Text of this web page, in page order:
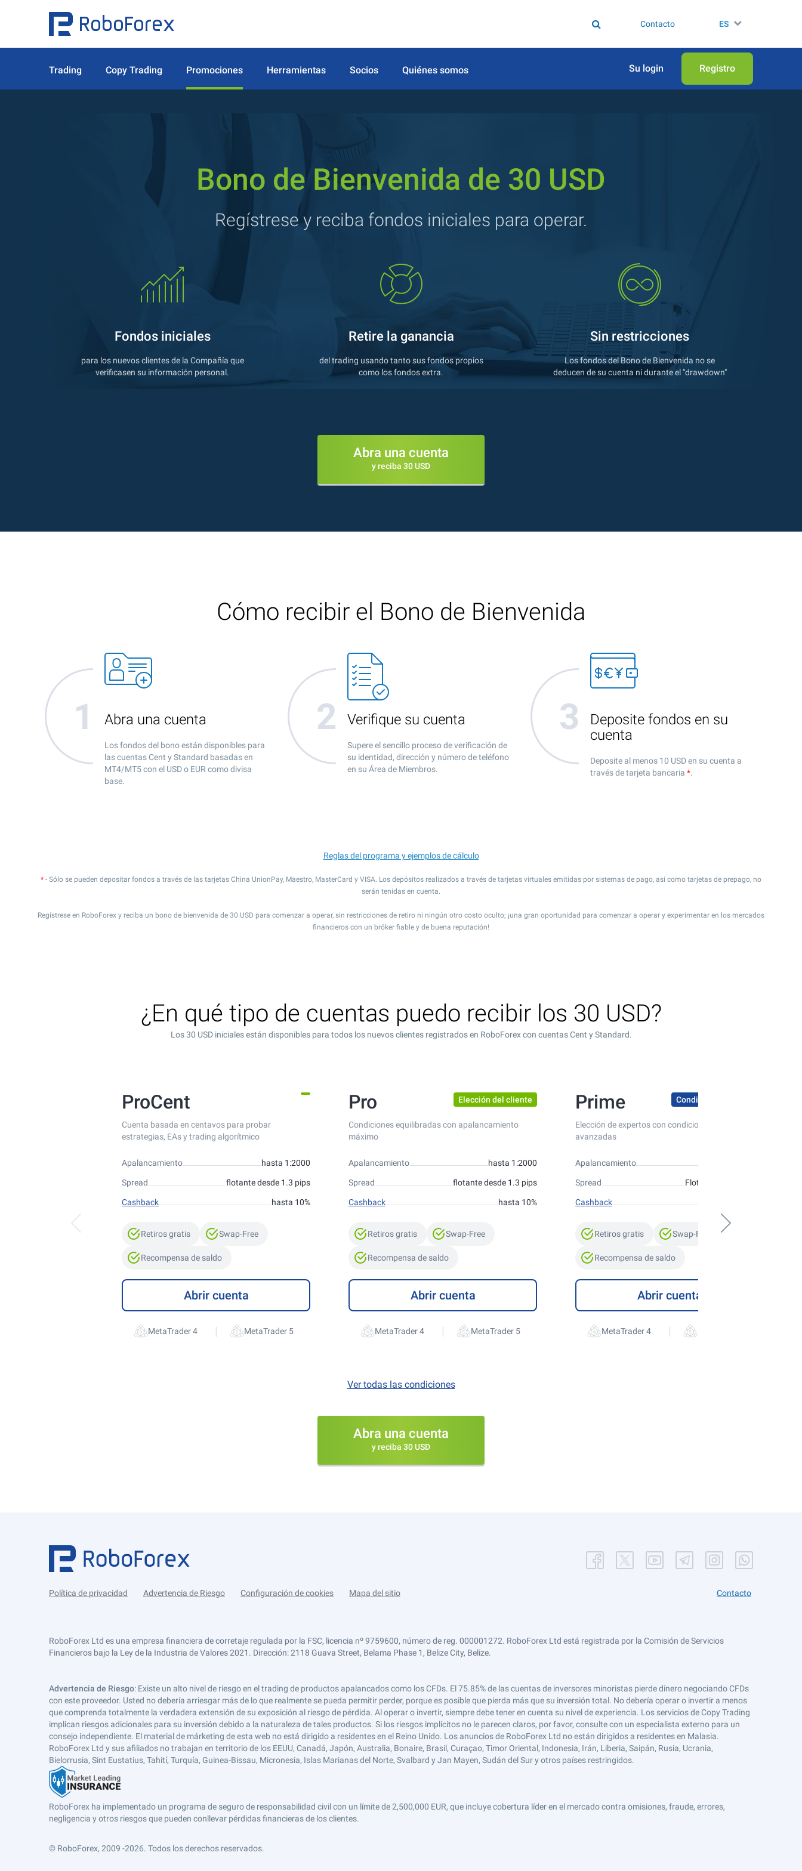
Contacto ES
Trading Copy Trading Promociones Herramientas Socios Quiénes somos Su login Registro
Bono de Bienvenida de 30 USD
Regístrese y reciba fondos iniciales para operar.
Fondos iniciales
para los nuevos clientes de la Compañía que
verificasen su información personal.
Retire la ganancia
del trading usando tanto sus fondos propios
como los fondos extra.
Sin restricciones
Los fondos del Bono de Bienvenida no se
deducen de su cuenta ni durante el "drawdown"
Abra una cuenta
y reciba 30 USD
Cómo recibir el Bono de Bienvenida
Abra una cuenta
Los fondos del bono están disponibles para
las cuentas Cent y Standard basadas en
MT4/MT5 con el USD o EUR como divisa
base.
Verifique su cuenta
Supere el sencillo proceso de verificación de
su identidad, dirección y número de teléfono
en su Área de Miembros.
Deposite fondos en su
cuenta
Deposite al menos 10 USD en su cuenta a
través de tarjeta bancaria *.
Reglas del programa y ejemplos de cálculo
* - Sólo se pueden depositar fondos a través de las tarjetas China UnionPay, Maestro, MasterCard y VISA. Los depósitos realizados a través de tarjetas virtuales emitidas por sistemas de pago, así como tarjetas de prepago, no
serán tenidas en cuenta.
Regístrese en RoboForex y reciba un bono de bienvenida de 30 USD para comenzar a operar, sin restricciones de retiro ni ningún otro costo oculto; ¡una gran oportunidad para comenzar a operar y experimentar en los mercados
financieros con un bróker fiable y de buena reputación!
¿En qué tipo de cuentas puedo recibir los 30 USD?
Los 30 USD iniciales están disponibles para todos los nuevos clientes registrados en RoboForex con cuentas Cent y Standard.
ProCent
Cuenta basada en centavos para probar
estrategias, EAs y trading algorítmico
Apalancamiento hasta 1:2000
Spread flotante desde 1.3 pips
Cashback hasta 10%
Retiros gratis Swap-Free
Recompensa de saldo
Abrir cuenta
MetaTrader 4 | MetaTrader 5
Pro Elección del cliente
Condiciones equilibradas con apalancamiento
máximo
Apalancamiento hasta 1:2000
Spread flotante desde 1.3 pips
Cashback hasta 10%
Retiros gratis Swap-Free
Recompensa de saldo
Abrir cuenta
MetaTrader 4 | MetaTrader 5
Prime Condiciones premium
Elección de expertos con condiciones de trading
avanzadas
Apalancamiento
Spread Flotante desde 0 pips
Cashback
Retiros gratis Swap-Free
Recompensa de saldo
Abrir cuenta
MetaTrader 4 |
Ver todas las condiciones
Abra una cuenta
y reciba 30 USD
Política de privacidad Advertencia de Riesgo Configuración de cookies Mapa del sitio Contacto
RoboForex Ltd es una empresa financiera de corretaje regulada por la FSC, licencia nº 9759600, número de reg. 000001272. RoboForex Ltd está registrada por la Comisión de Servicios
Financieros bajo la Ley de la Industria de Valores 2021. Dirección: 2118 Guava Street, Belama Phase 1, Belize City, Belize.
Advertencia de Riesgo: Existe un alto nivel de riesgo en el trading de productos apalancados como los CFDs. El 75.85% de las cuentas de inversores minoristas pierde dinero negociando CFDs
con este proveedor. Usted no debería arriesgar más de lo que realmente se pueda permitir perder, porque es posible que pierda más que su inversión total. No debería operar o invertir a menos
que comprenda totalmente la verdadera extensión de su exposición al riesgo de pérdida. Al operar o invertir, siempre debe tener en cuenta su nivel de experiencia. Los servicios de Copy Trading
implican riesgos adicionales para su inversión debido a la naturaleza de tales productos. Si los riesgos implícitos no le parecen claros, por favor, consulte con un especialista externo para un
consejo independiente. El material de márketing de esta web no está dirigido a residentes en el Reino Unido. Los anuncios de RoboForex Ltd no están dirigidos a residentes en Malasia.
RoboForex Ltd y sus afiliados no trabajan en territorio de los EEUU, Canadá, Japón, Australia, Bonaire, Brasil, Curaçao, Timor Oriental, Indonesia, Irán, Liberia, Saipán, Rusia, Ucrania,
Bielorrusia, Sint Eustatius, Tahití, Turquía, Guinea-Bissau, Micronesia, Islas Marianas del Norte, Svalbard y Jan Mayen, Sudán del Sur y otros países restringidos.
RoboForex ha implementado un programa de seguro de responsabilidad civil con un límite de 2,500,000 EUR, que incluye cobertura líder en el mercado contra omisiones, fraude, errores,
negligencia y otros riesgos que pueden conllevar pérdidas financieras de los clientes.
© RoboForex, 2009 -2026. Todos los derechos reservados.